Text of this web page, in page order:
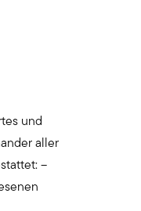
und
aller
–